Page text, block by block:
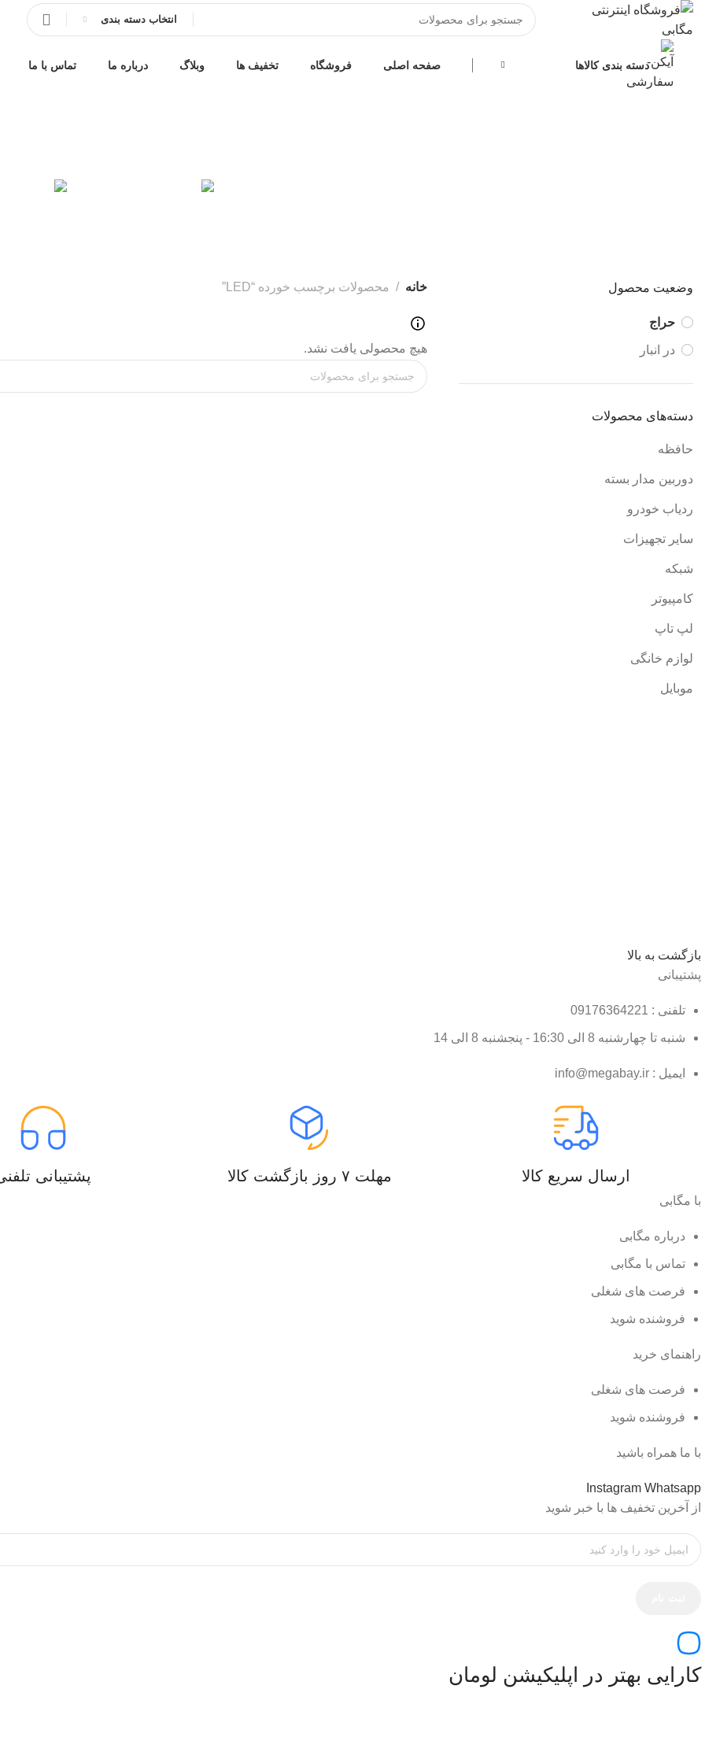
انتخاب دسته بندی
دسته بندی کالاها صفحه اصلی فروشگاه تخفیف ها وبلاگ درباره ما تماس با ما
وضعیت محصول
حراج
در انبار
دسته‌های محصولات
حافظه
دوربین مدار بسته
ردیاب خودرو
سایر تجهیزات
شبکه
کامپیوتر
لپ تاپ
لوازم خانگی
موبایل
خانه محصولات برچسب خورده “LED”
هیچ محصولی یافت نشد.
بازگشت به بالا
پشتیبانی
تلفنی : 09176364221
شنبه تا چهارشنبه 8 الی 16:30 - پنجشنبه 8 الی 14
ایمیل : info@megabay.ir
ارسال سریع کالا مهلت ۷ روز بازگشت کالا پشتیبانی
با مگابی
درباره مگابی
تماس با مگابی
فرصت های شغلی
فروشنده شوید
راهنمای خرید
فرصت های شغلی
فروشنده شوید
با ما همراه باشید
Instagram Whatsapp
از آخرین تخفیف ها با خبر شوید
کارایی بهتر در اپلیکیشن لومان